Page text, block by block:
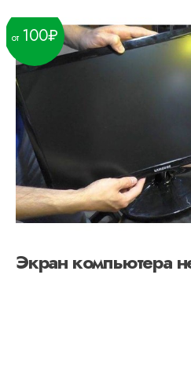
Экран компьютера
100